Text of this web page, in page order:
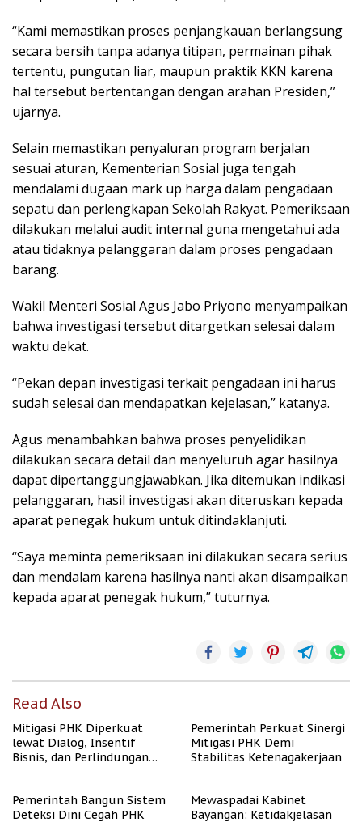
“Kami memastikan proses penjangkauan berlangsung
secara bersih tanpa adanya titipan, permainan pihak
tertentu, pungutan liar, maupun praktik KKN karena
hal tersebut bertentangan dengan arahan Presiden,”
ujarnya.
Selain memastikan penyaluran program berjalan
sesuai aturan, Kementerian Sosial juga tengah
mendalami dugaan mark up harga dalam pengadaan
sepatu dan perlengkapan Sekolah Rakyat. Pemeriksaan
dilakukan melalui audit internal guna mengetahui ada
atau tidaknya pelanggaran dalam proses pengadaan
barang.
Wakil Menteri Sosial Agus Jabo Priyono menyampaikan
bahwa investigasi tersebut ditargetkan selesai dalam
waktu dekat.
“Pekan depan investigasi terkait pengadaan ini harus
sudah selesai dan mendapatkan kejelasan,” katanya.
Agus menambahkan bahwa proses penyelidikan
dilakukan secara detail dan menyeluruh agar hasilnya
dapat dipertanggungjawabkan. Jika ditemukan indikasi
pelanggaran, hasil investigasi akan diteruskan kepada
aparat penegak hukum untuk ditindaklanjuti.
“Saya meminta pemeriksaan ini dilakukan secara serius
dan mendalam karena hasilnya nanti akan disampaikan
kepada aparat penegak hukum,” tuturnya.
Read Also
Mitigasi PHK Diperkuat
lewat Dialog, Insentif
Bisnis, dan Perlindungan
Pemerintah Perkuat Sinergi
Mitigasi PHK Demi
Stabilitas Ketenagakerjaan
Pemerintah Bangun Sistem
Deteksi Dini Cegah PHK
Mewaspadai Kabinet
Bayangan: Ketidakjelasan